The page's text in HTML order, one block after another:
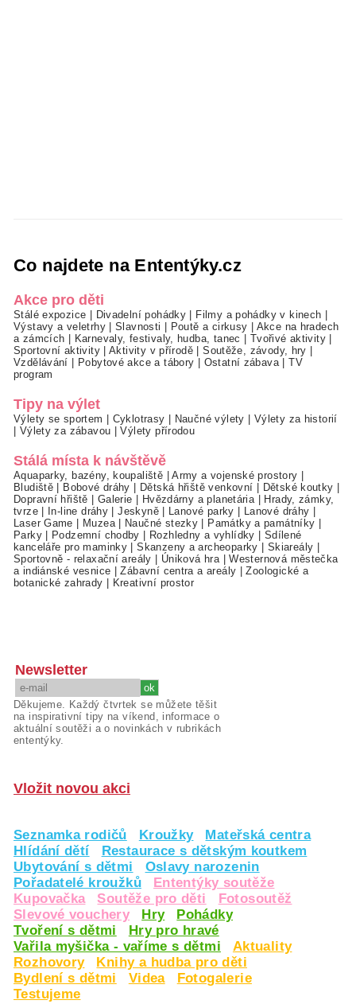
Co najdete na Ententýky.cz
Akce pro děti
Stálé expozice Divadelní pohádky Filmy a pohádky v kinech
Výstavy a veletrhy|Slavnosti Poutě a cirkusy
Akce na hradech
a zámcích
Karnevaly, festivaly, hudba, tanec Tvořivé aktivity
Sportovní aktivity|Aktivity v přírodě |Soutěže, závody, hry
Vzdělávání
Pobytové akce a tábory Ostatní zábava|TV
program
Tipy na výlet
Výlety se sportem Cyklotrasy Naučné výlety
Výlety za historií
Výlety za zábavou |Výlety přírodou
Stálá místa k návštěvě
Aquaparky, bazény, koupaliště |Army a vojenské prostory
Bludiště
Bobové dráhy Dětská hřiště venkovní Dětské koutky
Dopravní hřiště
Galerie Hvězdárny a planetária|
Hrady, zámky,
tvrze| In-line dráhy |Jeskyně| Lanové parky Lanové dráhy
Laser Game
Muzea| Naučné stezky Památky a památníky
Parky| Podzemní chodby Rozhledny a vyhlídky
Sdílené
kanceláře pro maminky |Skanzeny a archeoparky Skiareály
Sportovně - relaxační areály
Úniková hra|Westernová městečka
a indiánské vesnice |Zábavní centra a areály |Zoologické a
botanické zahrady
Kreativní prostor
Newsletter
Děkujeme. Každý čtvrtek se můžete těšit
na inspirativní tipy na víkend, informace o
aktuální soutěži a o novinkách v rubrikách
ententýky.
Vložit novou akci
Seznamka rodičů Kroužky
Mateřská centra
Hlídání dětí
Restaurace s dětským koutkem
Ubytování s dětmi
Oslavy narozenin
Pořadatelé kroužků
Ententýky soutěže
Kupovačka
Soutěže pro děti
Fotosoutěž
Slevové vouchery
Hry
Pohádky
Tvoření s dětmi
Hry pro hravé
Vařila myšička - vaříme s dětmi
Aktuality
Rozhovory
Knihy a hudba pro děti
Bydlení s dětmi
Videa
Fotogalerie
Testujeme